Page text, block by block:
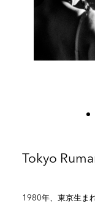
Tokyo
1980年、東京生ま